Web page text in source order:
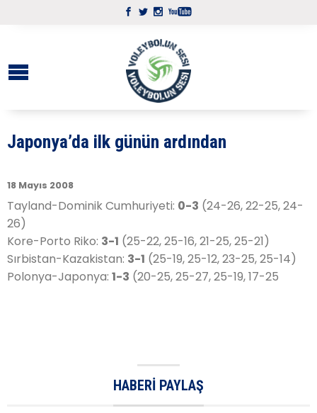
Japonya’da ilk günün ardından
18 Mayıs 2008
Tayland-Dominik Cumhuriyeti: 0-3 (24-26, 22-25, 24-
26)
Kore-Porto Riko: 3-1 (25-22, 25-16, 21-25, 25-21)
Sırbistan-Kazakistan: 3-1 (25-19, 25-12, 23-25, 25-14)
Polonya-Japonya: 1-3 (20-25, 25-27, 25-19, 17-25
HABERI PAYLAŞ